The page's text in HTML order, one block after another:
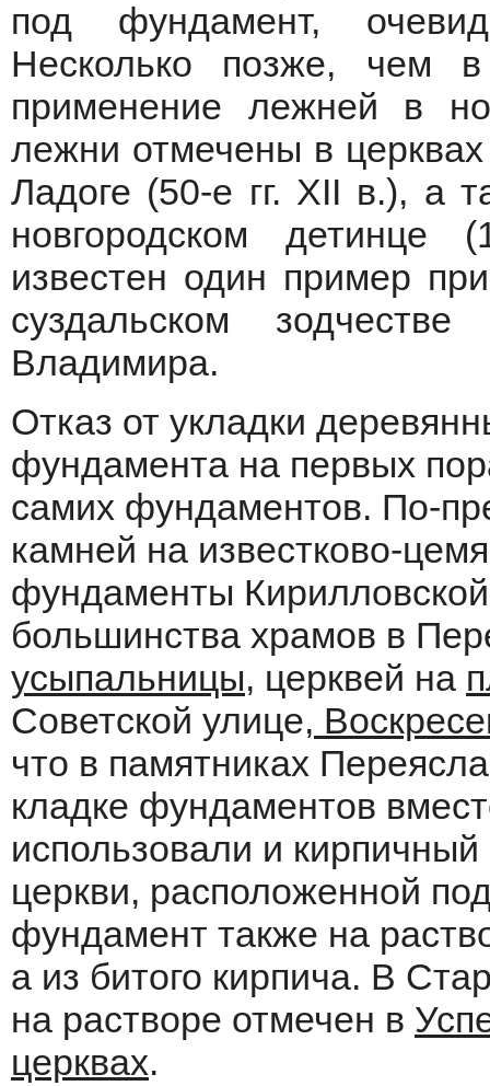
под фундамент,
Несколько позже, чем в
применение лежней в
лежни отмечены в
Ладоге (50-е гг. XII в.), а
новгородском
известен один пример
суздальском
Владимира.
Отказ от укладки
фундамента на первых
самих фундаментов. По-
камней на известково-
фундаменты
большинства храмов в
усыпальницы, церквей на
Советской улице,
что в памятниках
кладке фундаментов
использовали и
церкви, расположенной
фундамент также на
а из битого кирпича. В
на растворе отмечен в
церквах.